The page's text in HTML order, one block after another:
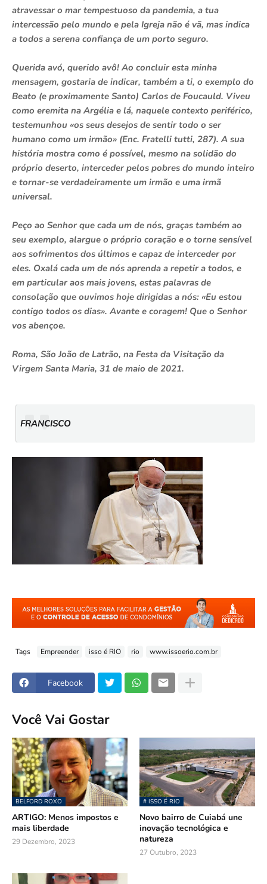
atravessar o mar tempestuoso da pandemia, a tua
intercessão pelo mundo e pela Igreja não é vã, mas indica
a todos a serena confiança de um porto seguro.
Querida avó, querido avô! Ao concluir esta minha
mensagem, gostaria de indicar, também a ti, o exemplo do
Beato (e proximamente Santo) Carlos de Foucauld. Viveu
como eremita na Argélia e lá, naquele contexto periférico,
testemunhou «os seus desejos de sentir todo o ser
humano como um irmão» (Enc. Fratelli tutti, 287). A sua
história mostra como é possível, mesmo na solidão do
próprio deserto, interceder pelos pobres do mundo inteiro
e tornar-se verdadeiramente um irmão e uma irmã
universal.
Peço ao Senhor que cada um de nós, graças também ao
seu exemplo, alargue o próprio coração e o torne sensível
aos sofrimentos dos últimos e capaz de interceder por
eles. Oxalá cada um de nós aprenda a repetir a todos, e
em particular aos mais jovens, estas palavras de
consolação que ouvimos hoje dirigidas a nós: «Eu estou
contigo todos os dias». Avante e coragem! Que o Senhor
vos abençoe.
Roma, São João de Latrão, na Festa da Visitação da
Virgem Santa Maria, 31 de maio de 2021.
FRANCISCO
Tags Empreender isso é RIO rio www.issoerio.com.br
Facebook
Você Vai Gostar
BELFORD ROXO
ARTIGO: Menos impostos e
mais liberdade
29 Dezembro, 2023
# ISSO É RIO
Novo bairro de Cuiabá une
inovação tecnológica e
natureza
27 Outubro, 2023